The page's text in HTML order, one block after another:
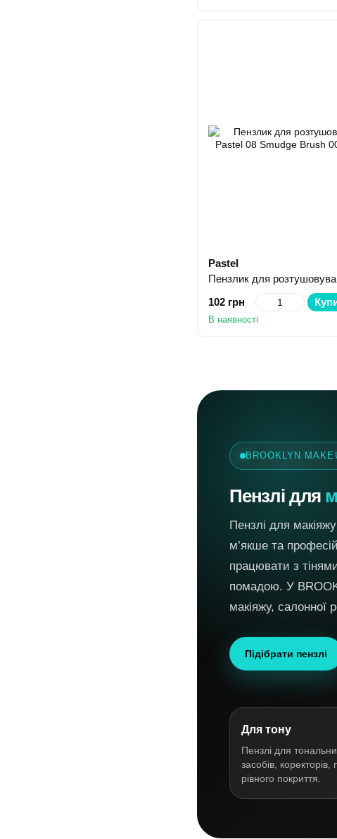
BROOKLYN
Пензлі для
Пензлі для
м’якше та
працювати з
помадою. У
макіяжу, салонної
Підібрати пензлі
Для тону
Пензлі для
засобів, коректорів,
рівного покриття.
Pastel
102 грн
В наявності